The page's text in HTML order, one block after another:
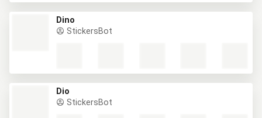
Dino
StickersBot
Dio
StickersBot